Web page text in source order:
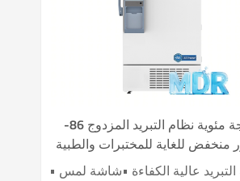
-86 درجة مئوية نظام التبريد المزدوج
منخفض للغاية للمختبرات والطبية
DW-HL780